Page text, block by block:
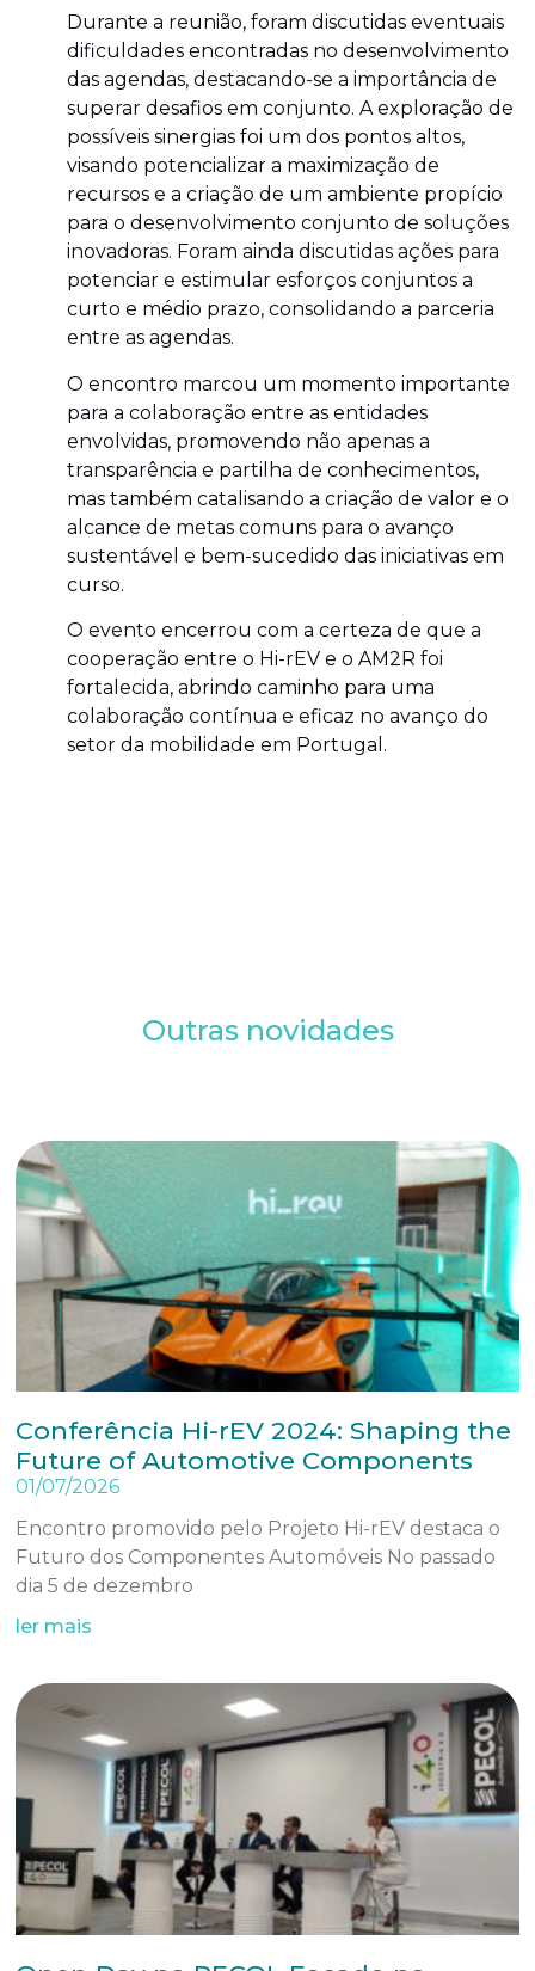
Durante a reunião, foram discutidas eventuais
dificuldades encontradas no desenvolvimento
das agendas, destacando-se a importância de
superar desafios em conjunto. A exploração de
possíveis sinergias foi um dos pontos altos,
visando potencializar a maximização de
recursos e a criação de um ambiente propício
para o desenvolvimento conjunto de soluções
inovadoras. Foram ainda discutidas ações para
potenciar e estimular esforços conjuntos a
curto e médio prazo, consolidando a parceria
entre as agendas.
O encontro marcou um momento importante
para a colaboração entre as entidades
envolvidas, promovendo não apenas a
transparência e partilha de conhecimentos,
mas também catalisando a criação de valor e o
alcance de metas comuns para o avanço
sustentável e bem-sucedido das iniciativas em
curso.
O evento encerrou com a certeza de que a
cooperação entre o Hi-rEV e o AM2R foi
fortalecida, abrindo caminho para uma
colaboração contínua e eficaz no avanço do
setor da mobilidade em Portugal.
Outras novidades
Conferência Hi-rEV 2024: Shaping the
Future of Automotive Components
01/07/2026
Encontro promovido pelo Projeto Hi-rEV destaca o
Futuro dos Componentes Automóveis No passado
dia 5 de dezembro
ler mais